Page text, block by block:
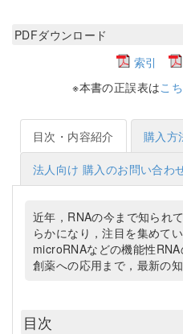
PDFダウンロード
索引
※本書の正誤表はこ
目次・内容紹介 購入方
法人向け 購入のお問い合わ
近年，RNAの今まで知られ
らかになり，注目を集めて
microRNAなどの機能性
創薬への応用まで，最新の
目次